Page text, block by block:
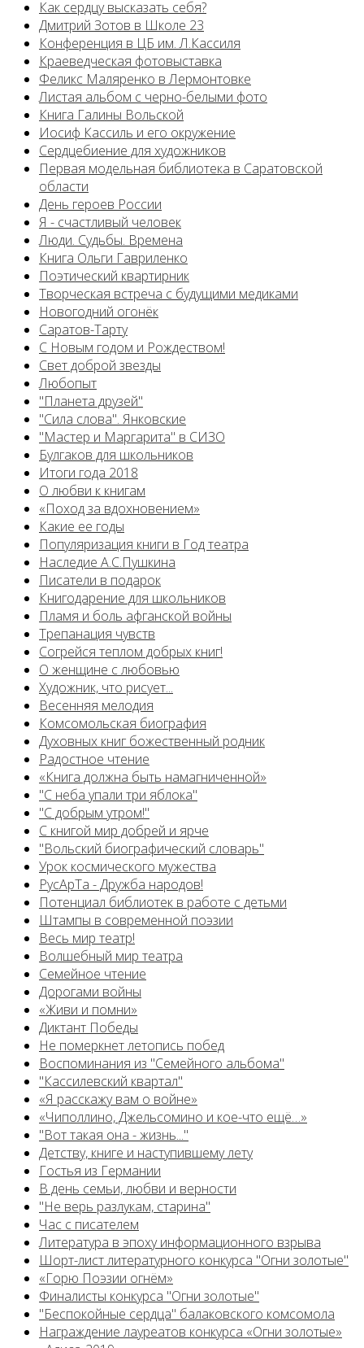
Как сердцу высказать себя?
Дмитрий Зотов в Школе 23
Конференция в ЦБ им. Л.Кассиля
Краеведческая фотовыставка
Феликс Маляренко в Лермонтовке
Листая альбом с черно-белыми фото
Книга Галины Вольской
Иосиф Кассиль и его окружение
Сердцебиение для художников
Первая модельная библиотека в Саратовской
области
День героев России
Я - счастливый человек
Люди. Судьбы. Времена
Книга Ольги Гавриленко
Поэтический квартирник
Творческая встреча с будущими медиками
Новогодний огонёк
Саратов-Тарту
С Новым годом и Рождеством!
Свет доброй звезды
Любопыт
"Планета друзей"
"Сила слова". Янковские
"Мастер и Маргарита" в СИЗО
Булгаков для школьников
Итоги года 2018
О любви к книгам
«Поход за вдохновением»
Какие ее годы
Популяризация книги в Год театра
Наследие А.С.Пушкина
Писатели в подарок
Книгодарение для школьников
Пламя и боль афганской войны
Трепанация чувств
Согрейся теплом добрых книг!
О женщине с любовью
Художник, что рисует...
Весенняя мелодия
Комсомольская биография
Духовных книг божественный родник
Радостное чтение
«Книга должна быть намагниченной»
"С неба упали три яблока"
"С добрым утром!"
С книгой мир добрей и ярче
"Вольский биографический словарь"
Урок космического мужества
РусАрТа - Дружба народов!
Потенциал библиотек в работе с детьми
Штампы в современной поэзии
Весь мир театр!
Волшебный мир театра
Семейное чтение
Дорогами войны
«Живи и помни»
Диктант Победы
Не померкнет летопись побед
Воспоминания из "Семейного альбома"
"Кассилевский квартал"
«Я расскажу вам о войне»
«Чиполлино, Джельсомино и кое-что ещё…»
"Вот такая она - жизнь..."
Детству, книге и наступившему лету
Гостья из Германии
В день семьи, любви и верности
"Не верь разлукам, старина"
Час с писателем
Литература в эпоху информационного взрыва
Шорт-лист литературного конкурса "Огни золотые"
«Горю Поэзии огнём»
Финалисты конкурса "Огни золотые"
"Беспокойные сердца" балаковского комсомола
Награждение лауреатов конкурса «Огни золотые»